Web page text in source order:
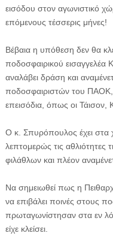
εισόδου στον αγωνιστικό
επόμενους τέσσερις μήνες!
Βέβαια η υπόθεση δεν θα
ποδοσφαιρικού
αναλάβει δράση και
ποδοσφαιριστών του
επεισόδια, όπως οι Τάισον,
Ο κ. Σπυρόπουλος έχει στα
λεπτομερώς τις
φιλάθλων και πλέον
Να σημειωθεί πως η
να επιβάλει ποινές στους
πρωταγωνίστησαν στα εν
είχε κλείσει.